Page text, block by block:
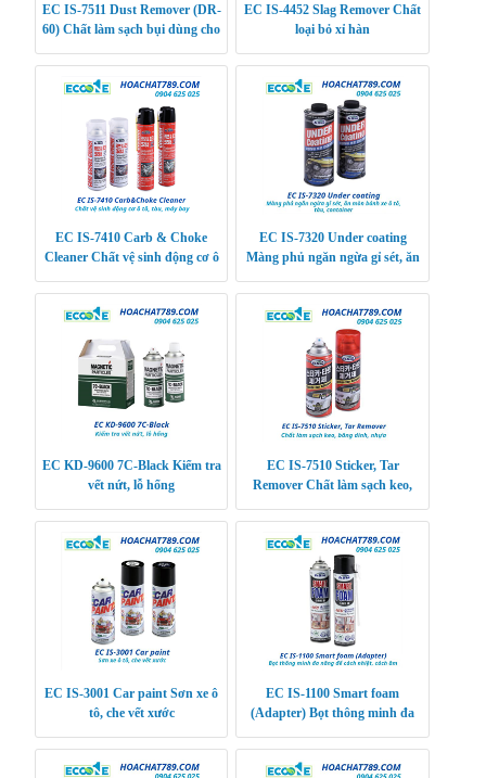
EC IS-7511 Dust Remover (DR-
60) Chất làm sạch bụi dùng cho
EC IS-4452 Slag Remover Chất
loại bỏ xỉ hàn
EC IS-7410 Carb & Choke
Cleaner Chất vệ sinh động cơ ô
EC IS-7320 Under coating
Màng phủ ngăn ngừa gỉ sét, ăn
EC KD-9600 7C-Black Kiểm tra
vết nứt, lỗ hổng
EC IS-7510 Sticker, Tar
Remover Chất làm sạch keo,
su, sơn, vết vân t
EC IS-3001 Car paint Sơn xe ô
tô, che vết xước
EC IS-1100 Smart foam
(Adapter) Bọt thông minh đa